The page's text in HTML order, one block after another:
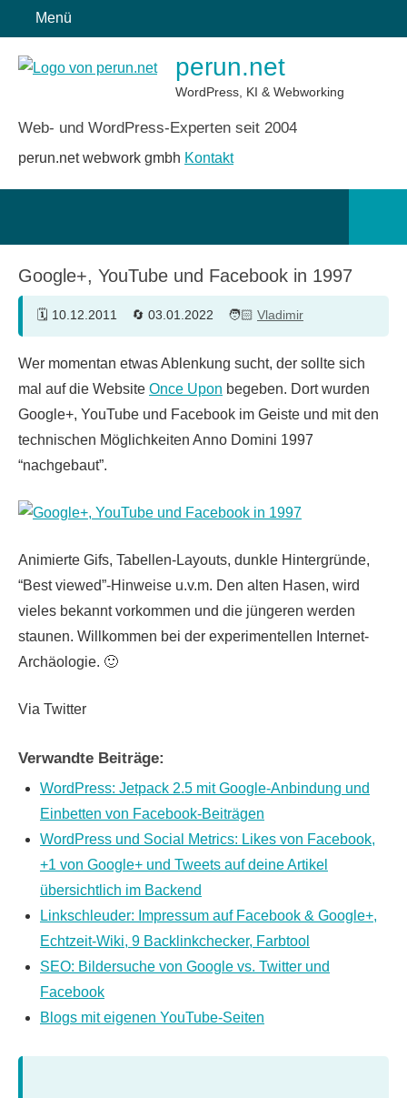
Inhalt
springen
Menü
perun.net
WordPress, KI & Webworking
Web- und WordPress-Experten seit 2004
perun.net webwork gmbh Kontakt
Google+, YouTube und Facebook in 1997
10.12.2011 03.01.2022 Vladimir
Wer momentan etwas Ablenkung sucht, der sollte sich
mal auf die Website Once Upon begeben. Dort wurden
Google+, YouTube und Facebook im Geiste und mit den
technischen Möglichkeiten Anno Domini 1997
“nachgebaut”.
Animierte Gifs, Tabellen-Layouts, dunkle Hintergründe,
“Best viewed”-Hinweise u.v.m. Den alten Hasen, wird
vieles bekannt vorkommen und die jüngeren werden
staunen. Willkommen bei der experimentellen Internet-
Archäologie. 🙂
Via Twitter
Verwandte Beiträge:
WordPress: Jetpack 2.5 mit Google-Anbindung und
Einbetten von Facebook-Beiträgen
WordPress und Social Metrics: Likes von Facebook,
+1 von Google+ und Tweets auf deine Artikel
übersichtlich im Backend
Linkschleuder: Impressum auf Facebook & Google+,
Echtzeit-Wiki, 9 Backlinkchecker, Farbtool
SEO: Bildersuche von Google vs. Twitter und
Facebook
Blogs mit eigenen YouTube-Seiten